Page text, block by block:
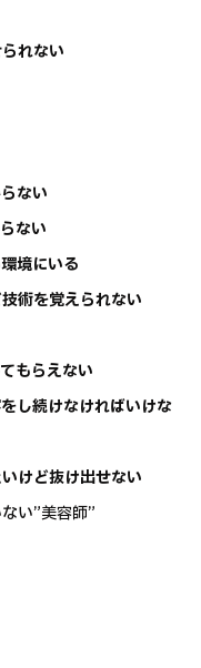
れない
ない
ない
境にいる
術を覚えられない
もらえない
し続けなければいけな
けど抜け出せない
い”美容師”